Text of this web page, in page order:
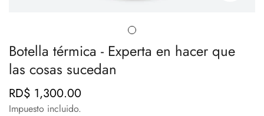
Botella térmica - Experta en hacer que
las cosas sucedan
Precio
regular
RD$ 1,300.00
Impuesto incluido.